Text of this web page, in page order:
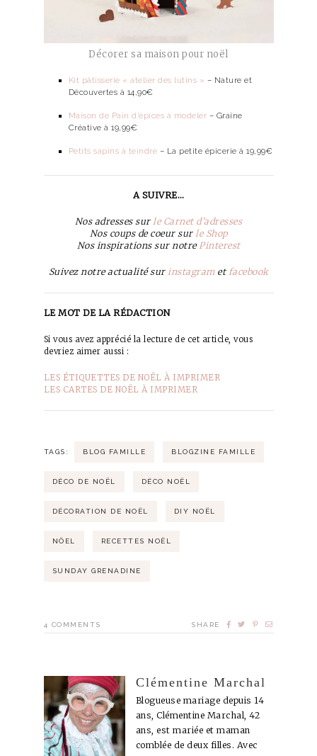
Décorer sa maison pour noël
Kit pâtisserie « atelier des lutins » – Nature et
Découvertes à 14,90€
Maison de Pain d’épices à modeler – Graine
Créative à 19,99€
Petits sapins à teindre – La petite épicerie à 19,99€
A SUIVRE…
Nos adresses sur le Carnet d’adresses
Nos coups de coeur sur le Shop
Nos inspirations sur notre Pinterest
Suivez notre actualité sur instagramet facebook
LE MOT DE LA RÉDACTION
Si vous avez apprécié la lecture de cet article, vous
devriez aimer aussi :
LES ÉTIQUETTES DE NOËL À IMPRIMER
LES CARTES DE NOËL À IMPRIMER
TAGS: BLOG FAMILLE BLOGZINE FAMILLE
DÉCO DE NOËL DÉCO NOËL
DÉCORATION DE NOËL DIY NOËL
NÖEL RECETTES NOËL
SUNDAY GRENADINE
4 COMMENTS SHARE
Clémentine Marchal
Blogueuse mariage depuis 14
ans, Clémentine Marchal, 42
ans, est mariée et maman
comblée de deux filles. Avec